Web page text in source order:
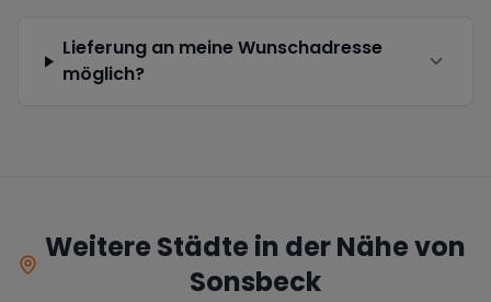
Lieferung an meine Wunschadresse
möglich?
Weitere Städte in der Nähe von
Sonsbeck